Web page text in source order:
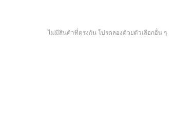
ไม่มีสินค้าที่ตรงกัน โปรดลองด้วยตัวเลือกอื่น ๆ